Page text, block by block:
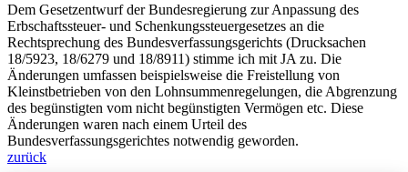
Dem Gesetzentwurf der Bundesregierung zur Anpassung des
Erbschaftssteuer- und Schenkungssteuergesetzes an die
Rechtsprechung des Bundesverfassungsgerichts (Drucksachen
18/5923, 18/6279 und 18/8911) stimme ich mit JA zu. Die
Änderungen umfassen beispielsweise die Freistellung von
Kleinstbetrieben von den Lohnsummenregelungen, die Abgrenzung
des begünstigten vom nicht begünstigten Vermögen etc. Diese
Änderungen waren nach einem Urteil des
Bundesverfassungsgerichtes notwendig geworden.
zurück